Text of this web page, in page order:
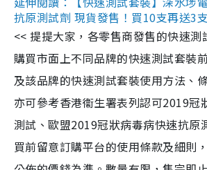
抗原測試劑 現貨發售！買10支再送3
<< 提提大家，各零售商發售的快速測
購買市面上不同品牌的快速測試套裝
及該品牌的快速測試套裝使用方法、
亦可參考香港衞生署表列認可2019冠
測試、歐盟2019冠狀病毒病快速抗原
買前留意訂購平台的使用條款及細則